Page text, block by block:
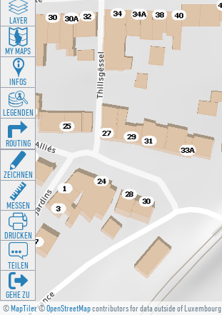
©MapTiler©OpenStreetMapcontributors for data outside of Luxembourg
LAYER
MY MAPS
INFOS
LEGENDEN
ROUTING
ZEICHNEN
MESSEN
DRUCKEN
TEILEN
GEHE ZU